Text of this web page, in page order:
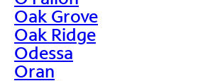
Oak Grove
Oak Ridge
Odessa
Oran